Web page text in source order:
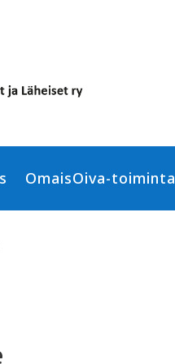
OmaisOiva-toiminta